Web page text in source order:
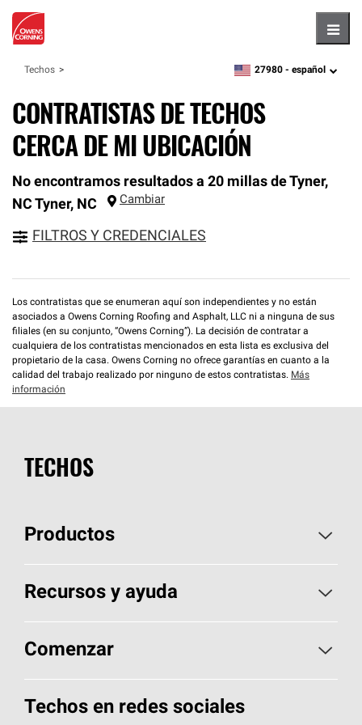
Techos zipcode,language
27980 - español
CONTRATISTAS DE TECHOS
CERCA DE MI UBICACIÓN
No encontramos resultados a 20 millas de Tyner,
NC Tyner, NC Cambiar
FILTROS Y CREDENCIALES
Los contratistas que se enumeran aquí son independientes y no están
asociados a Owens Corning Roofing and Asphalt, LLC ni a ninguna de sus
filiales (en su conjunto, “Owens Corning”). La decisión de contratar a
cualquiera de los contratistas mencionados en esta lista es exclusiva del
propietario de la casa. Owens Corning no ofrece garantías en cuanto a la
calidad del trabajo realizado por ninguno de estos contratistas. Más
información
TECHOS
Productos
Elija sus tejas
Encuentre un contratista
Componentes para techos
Recursos y ayuda
Aspectos básicos sobre techos
Herramientas de diseño y color
Comenzar
Llame al 1-800-GET-PINK®
Techos en redes sociales